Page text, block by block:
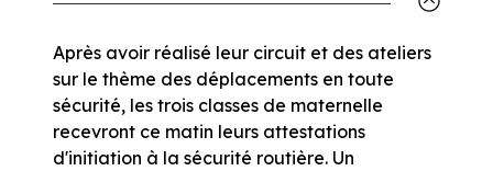
Après avoir réalisé leur circuit et des ateliers
sur le thème des déplacements en toute
sécurité, les trois classes de maternelle
recevront ce matin leurs attestations
d'initiation à la sécurité routière. Un